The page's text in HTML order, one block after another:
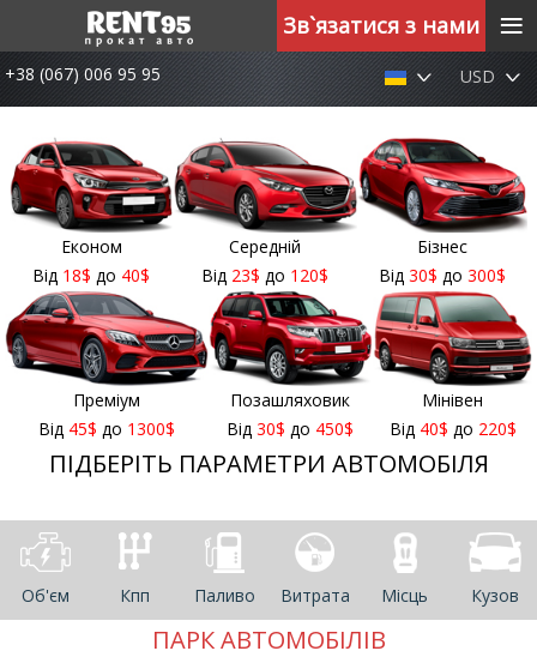
+38 (067) 006 95 95 USD
Економ
Від 18$ до 40$
Середній
Від 23$ до 120$
Бізнес
Від 30$ до 300$
Преміум
Від 45$ до 1300$
Позашляховик
Від30$ до 450$
Мінівен
Від 40$ до 220$
ПІДБЕРІТЬ ПАРАМЕТРИ АВТОМОБІЛЯ
Об'єм Кпп Паливо Витрата Місць Кузов
ПАРК АВТОМОБІЛІВ
Зв`язатися з нами ≡